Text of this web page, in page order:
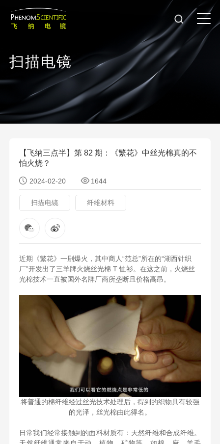
扫描电镜
【飞纳三点半】第 82 期：《繁花》中丝光棉真的不
怕火烧？
2024-02-20 1644
扫描电镜 纤维材料
近期《繁花》一剧爆火，其中商人“范总”所在的“湖西针织
厂”开发出了三羊牌火烧丝光棉 T 恤衫。在这之前，火烧丝
光棉技术一直被国外名牌厂商所垄断且价格高昂。
将普通的棉纤维经过丝光技术处理后，得到的织物具有较强
的光泽，丝光棉由此得名。
日常我们经常接触到的面料材质有：天然纤维和合成纤维。